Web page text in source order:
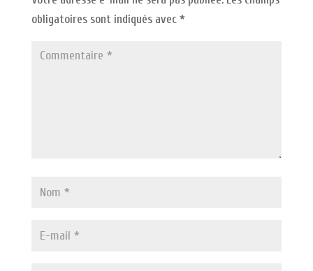
obligatoires sont indiqués avec *